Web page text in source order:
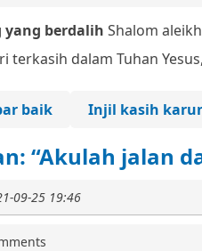
yang berdalih Shalom
terkasih dalam Tuhan
baik Injil kasih
“Akulah jalan
09-25 19:46